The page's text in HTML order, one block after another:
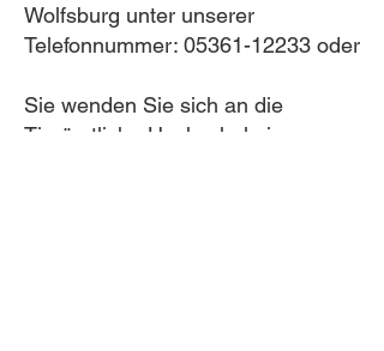
Wolfsburg unter unserer
Telefonnummer: 05361-12233 oder
Sie wenden Sie sich an die
Tierärztliche Hochschule in